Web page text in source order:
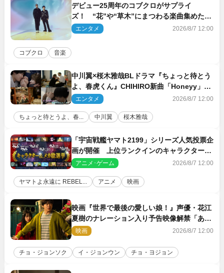
デビュー25周年のコブクロがサプライ
ズ！ “花”や“草木”にまつわる楽曲集めた新
コンセプトアルバムを“花の日”に配信リリー
ス
エンタメ 2026/8/7 12:00
コブクロ 音楽
中川翼×桜木雅哉BLドラマ『ちょっと待とう
よ、春虎くん』CHIHIRO新曲「Honeyy」が
ED主題歌に決定！
エンタメ 2026/8/7 12:00
ちょっと待とうよ、春... 中川翼 桜木雅哉
「宇宙戦艦ヤマト2199」シリーズ人気投票企
画が開催 上位ランクインのキャラクター＆
メカは新規描き下ろしイラストを制作
アニメ･ゲーム 2026/8/7 12:00
ヤマトよ永遠に REBEL... アニメ 映画
映画『世界で最後の愛しい娘！』声優・花江
夏樹のナレーション入り予告映像解禁「あふ
れ出る温かさに涙が止まらない！」
映画 2026/8/7 12:00
チョ・ジョンソク イ・ジョンウン チョ・ヨジョン